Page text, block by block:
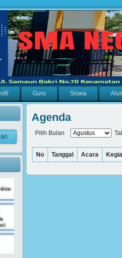
Guru Siswa
Agenda
Pilih Bulan
No Tanggal Acara